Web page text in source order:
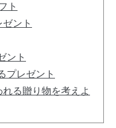
ト
ント
ント
プレゼント
る贈り物を考えよ